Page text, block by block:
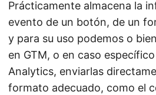
Prácticamente almacena la
evento de un botón, de un
y para su uso podemos o
en GTM, o en caso
Analytics, enviarlas
formato adecuado, como el